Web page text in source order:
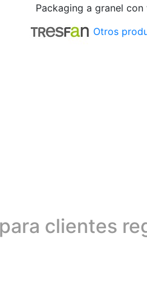
Packaging a granel
Otros
clientes